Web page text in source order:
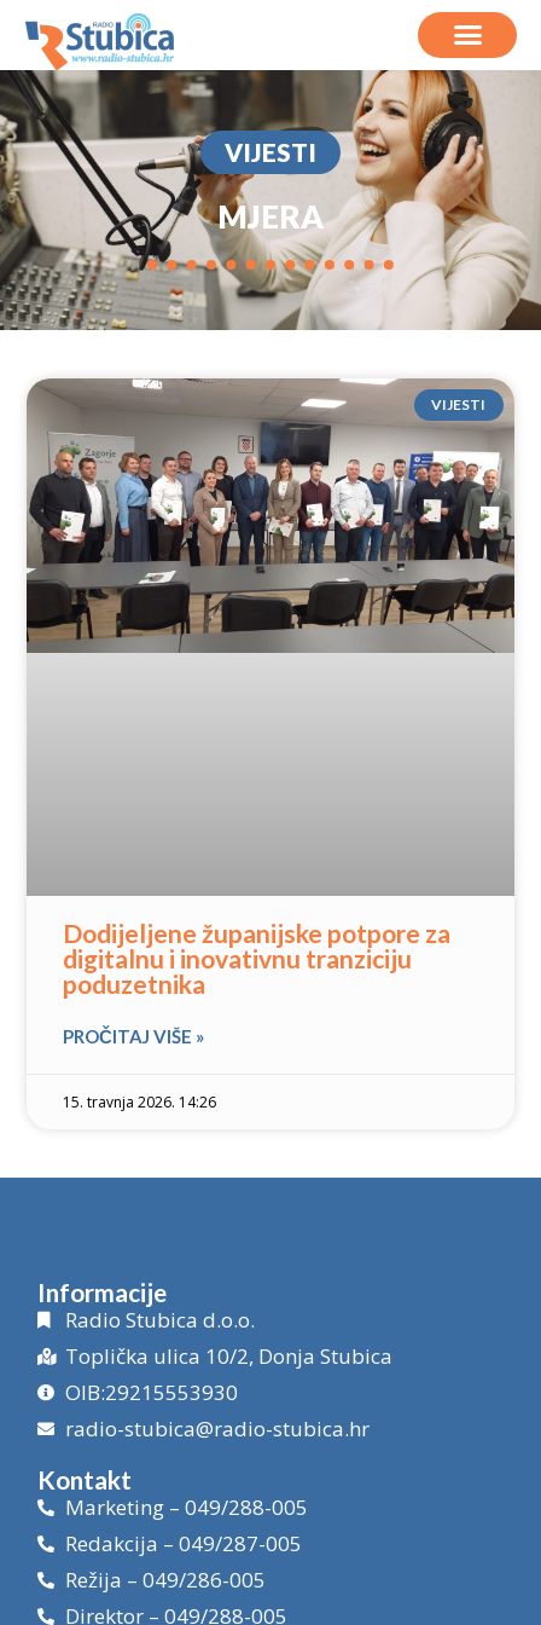
VIJESTI
MJERA
VIJESTI
Dodijeljene županijske potpore za
digitalnu i inovativnu tranziciju
poduzetnika
PROČITAJ VIŠE »
15. travnja 2026. 14:26
Informacije
Radio Stubica d.o.o.
Toplička ulica 10/2, Donja Stubica
OIB:29215553930
radio-stubica@radio-stubica.hr
Kontakt
Marketing – 049/288-005
Redakcija – 049/287-005
Režija – 049/286-005
Direktor – 049/288-005